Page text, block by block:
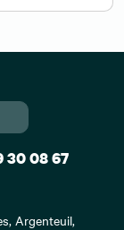
Argenteuil,
30 08 67